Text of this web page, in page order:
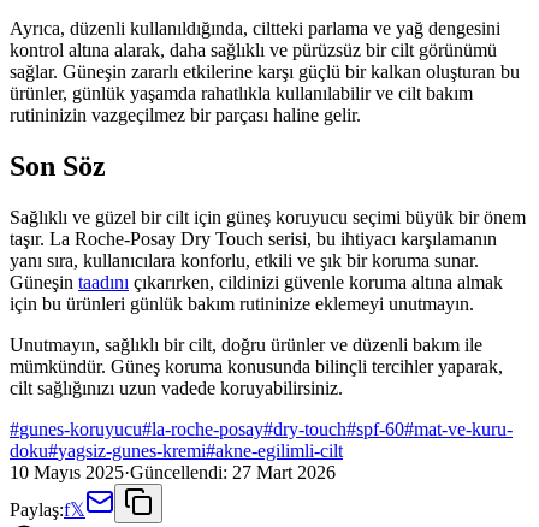
Ayrıca, düzenli kullanıldığında, ciltteki parlama ve yağ dengesini
kontrol altına alarak, daha sağlıklı ve pürüzsüz bir cilt görünümü
sağlar. Güneşin zararlı etkilerine karşı güçlü bir kalkan oluşturan bu
ürünler, günlük yaşamda rahatlıkla kullanılabilir ve cilt bakım
rutininizin vazgeçilmez bir parçası haline gelir.
Son Söz
Sağlıklı ve güzel bir cilt için güneş koruyucu seçimi büyük bir önem
taşır. La Roche-Posay Dry Touch serisi, bu ihtiyacı karşılamanın
yanı sıra, kullanıcılara konforlu, etkili ve şık bir koruma sunar.
Güneşin taadını çıkarırken, cildinizi güvenle koruma altına almak
için bu ürünleri günlük bakım rutininize eklemeyi unutmayın.
Unutmayın, sağlıklı bir cilt, doğru ürünler ve düzenli bakım ile
mümkündür. Güneş koruma konusunda bilinçli tercihler yaparak,
cilt sağlığınızı uzun vadede koruyabilirsiniz.
#gunes-koruyucu#la-roche-posay#dry-touch#spf-60#mat-ve-kuru-
doku#yagsiz-gunes-kremi#akne-egilimli-cilt
10 Mayıs 2025·Güncellendi: 27 Mart 2026
Paylaş:f𝕏